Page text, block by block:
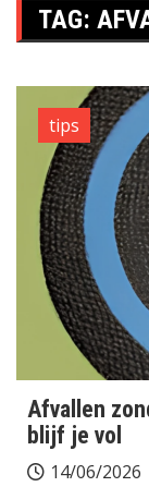
TAG:
tips
Afvallen
blijf je vol
14/06/2026